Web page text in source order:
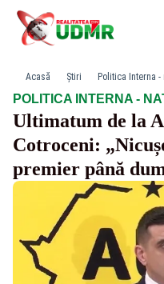
Acasă Știri Politica Interna -
POLITICA INTERNA -
Ultimatum de la
Cotroceni:
premier până